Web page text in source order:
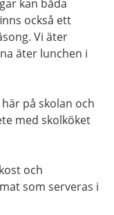
kan båda
också ett
Vi äter
äter lunchen i
på skolan och
med skolköket
och
som serveras i